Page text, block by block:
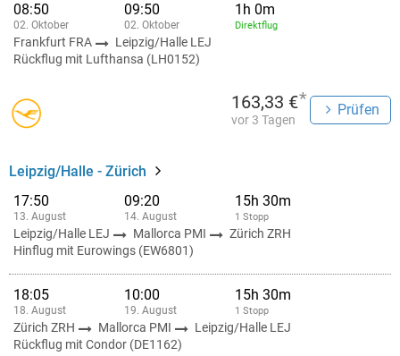
08:50
02. Oktober
09:50
02. Oktober
1h 0m
Direktflug
Frankfurt FRA
Leipzig/Halle LEJ
Rückflug mit Lufthansa (LH0152)
163,33 €*
vor 3 Tagen
Prüfen
Leipzig/Halle - Zürich
17:50
13. August
09:20
14. August
15h 30m
1 Stopp
Leipzig/Halle LEJ Mallorca PMI
Zürich ZRH
Hinflug mit Eurowings (EW6801)
18:05
18. August
10:00
19. August
15h 30m
1 Stopp
Zürich ZRH Mallorca PMI
Leipzig/Halle LEJ
Rückflug mit Condor (DE1162)